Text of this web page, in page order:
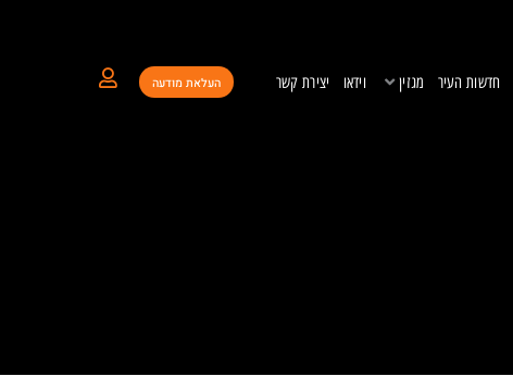
חדשות העיר מגזין וידאו יצירת קשר העלאת מודעה